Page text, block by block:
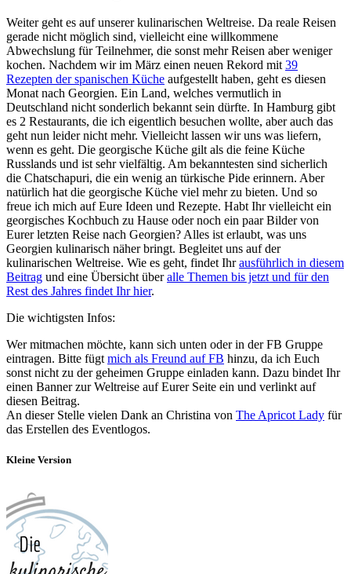
Weiter geht es auf unserer kulinarischen Weltreise. Da reale Reisen
gerade nicht möglich sind, vielleicht eine willkommene
Abwechslung für Teilnehmer, die sonst mehr Reisen aber weniger
kochen. Nachdem wir im März einen neuen Rekord mit 39
Rezepten der spanischen Küche aufgestellt haben, geht es diesen
Monat nach Georgien. Ein Land, welches vermutlich in
Deutschland nicht sonderlich bekannt sein dürfte. In Hamburg gibt
es 2 Restaurants, die ich eigentlich besuchen wollte, aber auch das
geht nun leider nicht mehr. Vielleicht lassen wir uns was liefern,
wenn es geht. Die georgische Küche gilt als die feine Küche
Russlands und ist sehr vielfältig. Am bekanntesten sind sicherlich
die Chatschapuri, die ein wenig an türkische Pide erinnern. Aber
natürlich hat die georgische Küche viel mehr zu bieten. Und so
freue ich mich auf Eure Ideen und Rezepte. Habt Ihr vielleicht ein
georgisches Kochbuch zu Hause oder noch ein paar Bilder von
Eurer letzten Reise nach Georgien? Alles ist erlaubt, was uns
Georgien kulinarisch näher bringt. Begleitet uns auf der
kulinarischen Weltreise. Wie es geht, findet Ihrausführlich in diesem
Beitrag und eine Übersicht überalle Themen bis jetzt und für den
Rest des Jahres findet Ihr hier.
Die wichtigsten Infos:
Wer mitmachen möchte, kann sich unten oder in der FB Gruppe
eintragen. Bitte fügt mich als Freund auf FB hinzu, da ich Euch
sonst nicht zu der geheimen Gruppe einladen kann. Dazu bindet Ihr
einen Banner zur Weltreise auf Eurer Seite ein und verlinkt auf
diesen Beitrag.
An dieser Stelle vielen Dank an Christina von The Apricot Lady für
das Erstellen des Eventlogos.
Kleine Version